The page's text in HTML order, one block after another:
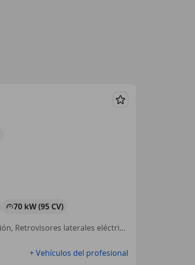
Guardar
70 kW (95 CV)
Faros antiniebla, Control de distancia, Dirección asistida, Volante multifunción, Retrovisores laterales eléctricos, Cierre centralizado, Airbag acompañante
+ Vehículos del profesional